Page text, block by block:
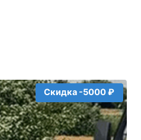
Скидка -5000 ₽